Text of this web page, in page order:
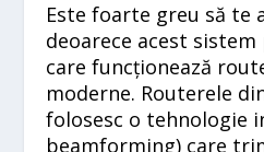
Este foarte greu să te
deoarece acest
care funcționează
moderne. Routerele
folosesc o tehnologie
beamforming) care